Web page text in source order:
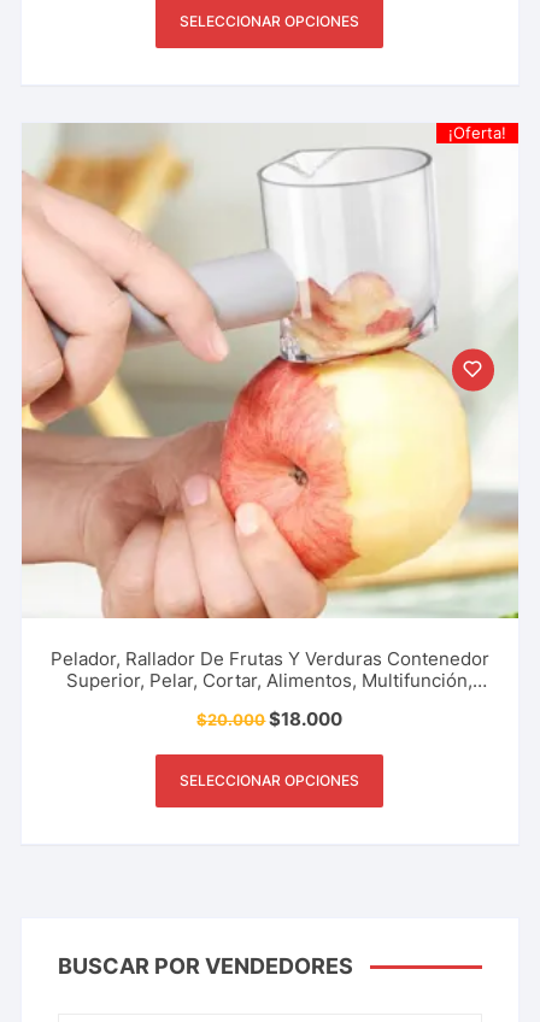
SELECCIONAR OPCIONES
¡Oferta!
Pelador, Rallador De Frutas Y Verduras Contenedor
Superior, Pelar, Cortar, Alimentos, Multifunción,
$20.000$18.000
SELECCIONAR OPCIONES
BUSCAR POR VENDEDORES